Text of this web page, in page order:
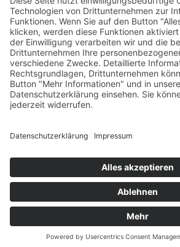
Chatbot-Nutzungsbedingungen
Bildrechte